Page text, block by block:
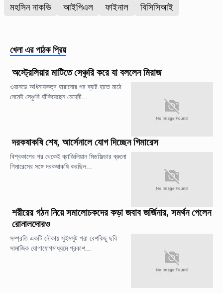
মহসিন নাকভি আইপিএল ফাইনাল বিসিসিআই
খেলা এর পাঠক প্রিয়
অস্ট্রেলিয়ার মাটিতে সেঞ্চুরি করে যা বললেন মিরাজ
ওয়ানডে অধিনায়কত্ব হারানোর পর ব্যাট হাতে মাঠে
নেমেই সেঞ্চুরি হাঁকিয়েছেন মেহেদী...
দরকষাকষি শেষ, আর্সেনালে যোগ দিচ্ছেন গিমারেস
বিশ্বকাপের পর থেকেই ব্রাজিলিয়ান মিডফিল্ডার ব্রুনো
গিমারেসের সঙ্গে দরকষাকষি করছিল...
শরীরের গঠন নিয়ে সমালোচকদের কড়া জবাব জর্জিনার, সমর্থন পেলেন
রোনালদোরও
সম্প্রতি একটি নৌকায় সুইমসুট পরা বেশকিছু ছবি
সামাজিক যোগাযোগমাধ্যমে প্রকাশ...